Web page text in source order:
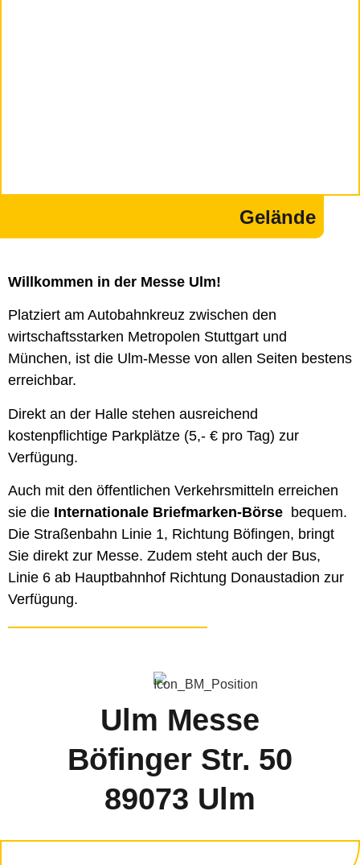
Gelände
Willkommen in der Messe Ulm!
Platziert am Autobahnkreuz zwischen den
wirtschaftsstarken Metropolen Stuttgart und
München, ist die Ulm-Messe von allen Seiten bestens
erreichbar.
Direkt an der Halle stehen ausreichend
kostenpflichtige Parkplätze (5,- € pro Tag) zur
Verfügung.
Auch mit den öffentlichen Verkehrsmitteln erreichen
sie die Internationale Briefmarken-Börse bequem.
Die Straßenbahn Linie 1, Richtung Böfingen, bringt
Sie direkt zur Messe. Zudem steht auch der Bus,
Linie 6 ab Hauptbahnhof Richtung Donaustadion zur
Verfügung.
Ulm Messe
Böfinger Str. 50
89073 Ulm